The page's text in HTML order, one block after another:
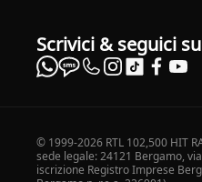
Scrivici & seguici
© 1999-2026 RTL 102,500 HIT
sede legale: 24121 Bergamo,
iscrizione Registro Imprese